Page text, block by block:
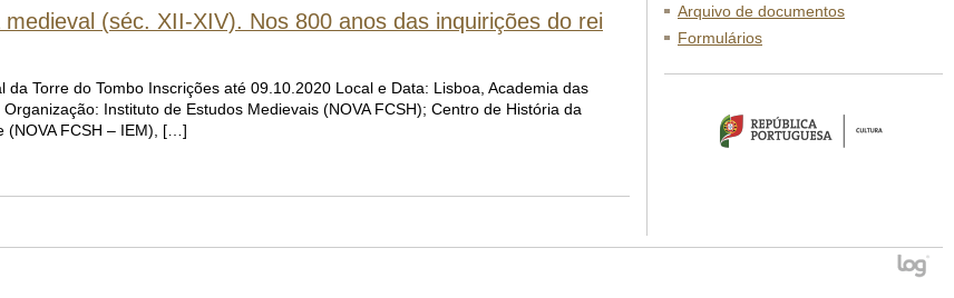
(séc. XII-XIV). Nos 800 anos das inquirições do rei
Torre do Tombo Inscrições até 09.10.2020 Local e Data: Lisboa, Academia das
Instituto de Estudos Medievais (NOVA FCSH); Centro de História da
(NOVA FCSH – IEM), […]
Arquivo de documentos
Formulários